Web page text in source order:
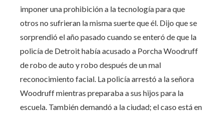
imponer una prohibición a la tecnología para que
otros no sufrieran la misma suerte que él. Dijo que se
sorprendió el año pasado cuando se enteró de que la
policía de Detroit había acusado a Porcha Woodruff
de robo de auto y robo después de un mal
reconocimiento facial. La policía arrestó a la señora
Woodruff mientras preparaba a sus hijos para la
escuela. También demandó a la ciudad; el caso está en